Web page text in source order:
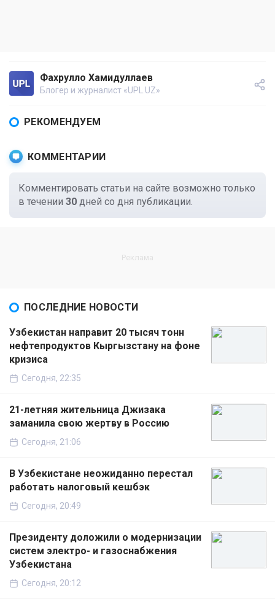
Фахрулло Хамидуллаев
Блогер и журналист «UPL.UZ»
РЕКОМЕНДУЕМ
КОММЕНТАРИИ
Комментировать статьи на сайте возможно только
в течении 30 дней со дня публикации.
ПОСЛЕДНИЕ НОВОСТИ
Узбекистан направит 20 тысяч тонн
нефтепродуктов Кыргызстану на фоне
кризиса
Сегодня, 22:35
21-летняя жительница Джизака
заманила свою жертву в Россию
Сегодня, 21:06
В Узбекистане неожиданно перестал
работать налоговый кешбэк
Сегодня, 20:49
Президенту доложили о модернизации
систем электро- и газоснабжения
Узбекистана
Сегодня, 20:12